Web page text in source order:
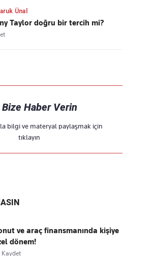
Ünal
Taylor doğru bir tercih mi?
Bize Haber Verin
bilgi ve materyal paylaşmak için
tıklayın
ve araç finansmanında kişiye
dönem!
Kaydet